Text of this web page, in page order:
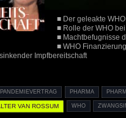
■ Der geleakte
■ Rolle der WHO
■ Machtbefugnisse
■ WHO Finanzierung
Impfbereitschaft
PANDEMIEVERTRAG PHARMA
VAN ROSSUM WHO